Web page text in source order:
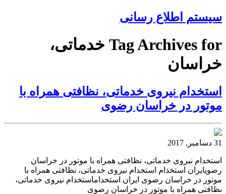
سیستم اطلاع رسانی
Tag Archives for خدماتی،
خراسان
استخدام نیروی خدماتی، نظافتی همراه با
موتور در خراسان رضوی
31 دسامبر, 2017
استخدام نیروی خدماتی، نظافتی همراه با موتور در خراسان
رضویایران استخدام استخدام نیروی خدماتی، نظافتی همراه با
موتور در خراسان رضوی ایران استخداماستخدام نیروی خدماتی،
نظافتی همراه با موتور در خراسان رضوی